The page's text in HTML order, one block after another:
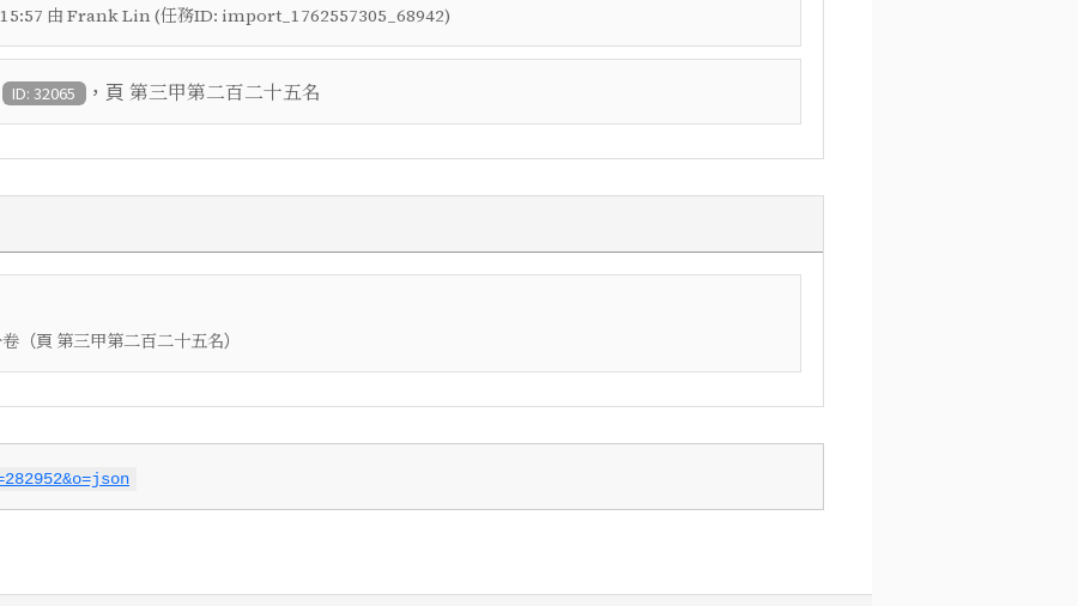
由 Frank Lin (任務ID: import_1762557305_68942)
ID: 32065 ，頁 第三甲第二百二十五名
（頁 第三甲第二百二十五名）